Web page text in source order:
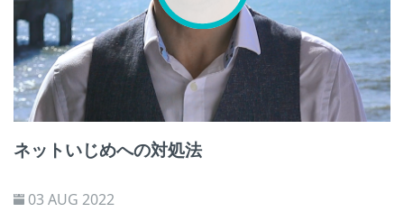
ネットいじめへの対処法
03 AUG 2022